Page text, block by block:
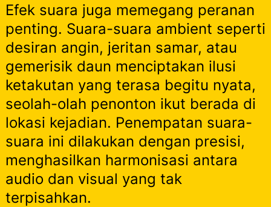
Efek suara juga memegang peranan
penting. Suara-suara ambient seperti
desiran angin, jeritan samar, atau
gemerisik daun menciptakan ilusi
ketakutan yang terasa begitu nyata,
seolah-olah penonton ikut berada di
lokasi kejadian. Penempatan suara-
suara ini dilakukan dengan presisi,
menghasilkan harmonisasi antara
audio dan visual yang tak
terpisahkan.